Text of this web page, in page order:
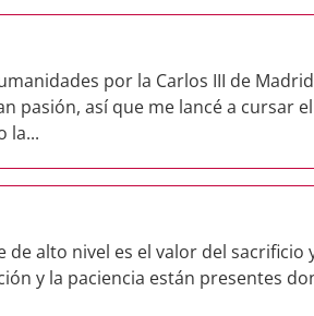
por la Carlos III de
pasión, así que me lancé a cursar
la...
alto nivel es el valor del sacrificio
y la paciencia están presentes